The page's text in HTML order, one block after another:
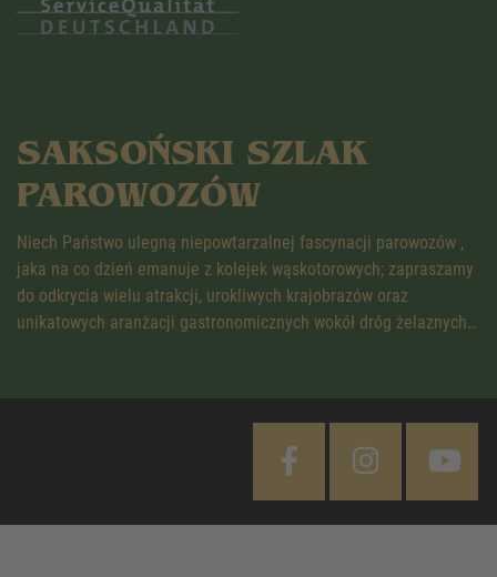
SAKSOŃSKI SZLAK
PAROWOZÓW
Niech Państwo ulegną niepowtarzalnej fascynacji parowozów ,
jaka na co dzień emanuje z kolejek wąskotorowych; zapraszamy
do odkrycia wielu atrakcji, urokliwych krajobrazów oraz
unikatowych aranżacji gastronomicznych wokół dróg żelaznych…